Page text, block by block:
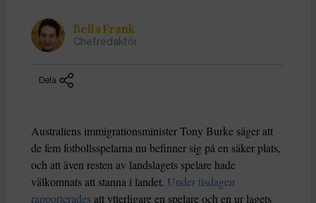
Bella Frank
Chefredaktör
Dela
Australiens immigrationsminister Tony Burke säger att
de fem fotbollsspelarna nu befinner sig på en säker plats,
och att även resten av landslagets spelare hade
välkomnats att stanna i landet. Under tisdagen
rapporteradesatt ytterligare en spelare och en ur lagets